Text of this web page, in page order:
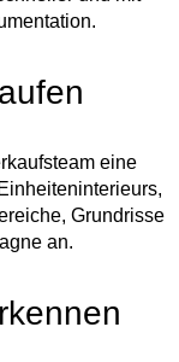
eine
Grundrisse
an.